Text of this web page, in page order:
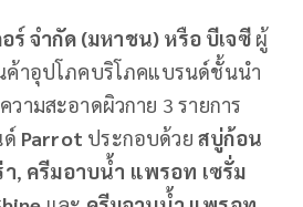
ร์ จำกัด (มหาชน) หรือ บีเจซีผู้
ค้าอุปโภคบริโภคแบรนด์ชั้นนำ
ามสะอาดผิวกาย 3 รายการ
Parrot ประกอบด้วย สบู่ก้อน
, ครีมอาบน้ำ แพรอท เซรั่ม